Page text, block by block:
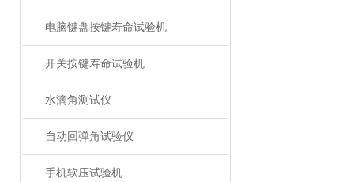
电脑键盘按键寿命试验机
开关按键寿命试验机
水滴角测试仪
自动回弹角试验仪
手机软压试验机